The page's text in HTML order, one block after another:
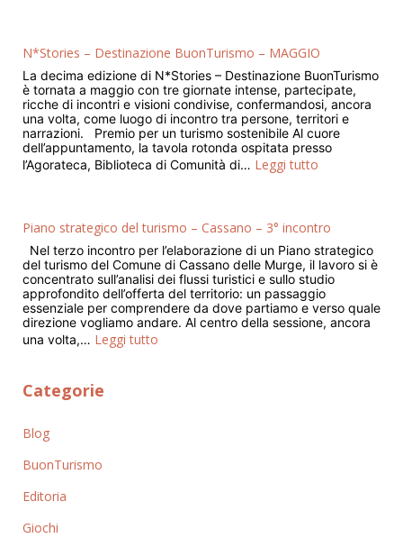
N*Stories – Destinazione BuonTurismo – MAGGIO
La decima edizione di N*Stories – Destinazione BuonTurismo
è tornata a maggio con tre giornate intense, partecipate,
ricche di incontri e visioni condivise, confermandosi, ancora
una volta, come luogo di incontro tra persone, territori e
narrazioni. Premio per un turismo sostenibile Al cuore
dell’appuntamento, la tavola rotonda ospitata presso
l’Agorateca, Biblioteca di Comunità di… Leggi tutto
Piano strategico del turismo – Cassano – 3° incontro
Nel terzo incontro per l’elaborazione di un Piano strategico
del turismo del Comune di Cassano delle Murge, il lavoro si è
concentrato sull’analisi dei flussi turistici e sullo studio
approfondito dell’offerta del territorio: un passaggio
essenziale per comprendere da dove partiamo e verso quale
direzione vogliamo andare. Al centro della sessione, ancora
una volta,… Leggi tutto
Categorie
Blog
BuonTurismo
Editoria
Giochi